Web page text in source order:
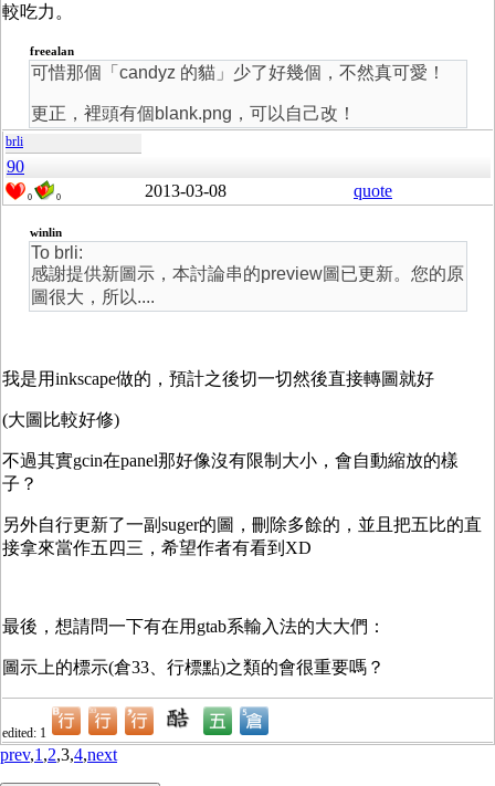
較吃力。
freealan
可惜那個「candyz 的貓」少了好幾個，不然真可愛！
更正，裡頭有個blank.png，可以自己改！
brli
90
0 0 2013-03-08 quote
winlin
To brli:
感謝提供新圖示，本討論串的preview圖已更新。您的原
圖很大，所以....
我是用inkscape做的，預計之後切一切然後直接轉圖就好
(大圖比較好修)
不過其實gcin在panel那好像沒有限制大小，會自動縮放的樣
子？
另外自行更新了一副suger的圖，刪除多餘的，並且把五比的直
接拿來當作五四三，希望作者有看到XD
最後，想請問一下有在用gtab系輸入法的大大們：
圖示上的標示(倉33、行標點)之類的會很重要嗎？
edited: 1
prev,1,2,3,4,next